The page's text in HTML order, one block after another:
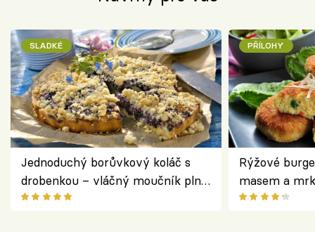
SLADKÉ
Jednoduchý borůvkový koláč s
drobenkou – vláčný moučník plný
ovoce
PŘÍLOHY
Rýžové
masem a
salátem –